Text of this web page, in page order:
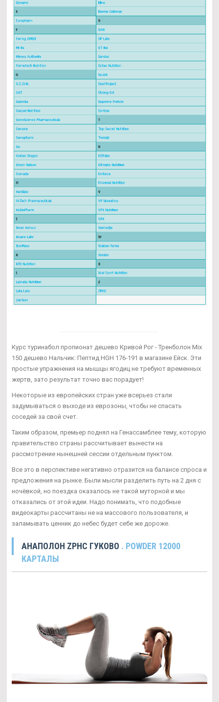
Курс туринабол пропионат дешево Кривой Рог - Тренболон Mix
150 дешево Нальчик: Пептид HGH 176-191 в магазине Ейск. Эти
простые упражнения на мышцы ягодиц не требуют временных
жертв, зато результат точно вас порадует!
Некоторые из европейских стран уже всерьез стали
задумываться о выходе из еврозоны, чтобы не спасать
соседей за свой счет.
Таким образом, премьер поднял на Генассамблее тему, которую
правительство страны рассчитывает вынести на
рассмотрение нынешней сессии отдельным пунктом.
Все это в перспективе негативно отразится на балансе спроса и
предложения на рынке. Были мысли разделить путь на 2 дня с
ночёвкой, но поездка оказалось не такой муторной и мы
отказались от этой идеи. Надо понимать, что подобные
видеокарты рассчитаны не на массового пользователя, и
заламывать ценник до небес будет себе же дороже.
АНАПОЛОН ZPHC ГУКОВО . POWDER 12000
КАРТАЛЫ